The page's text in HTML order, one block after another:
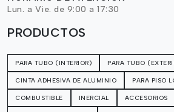
Lun. a Vie. de 9:00 a 17:30
PRODUCTOS
PARA TUBO (INTERIOR) PARA TUBO
CINTA ADHESIVA DE ALUMINIO PARA PISO
COMBUSTIBLE INERCIAL ACCESORIOS